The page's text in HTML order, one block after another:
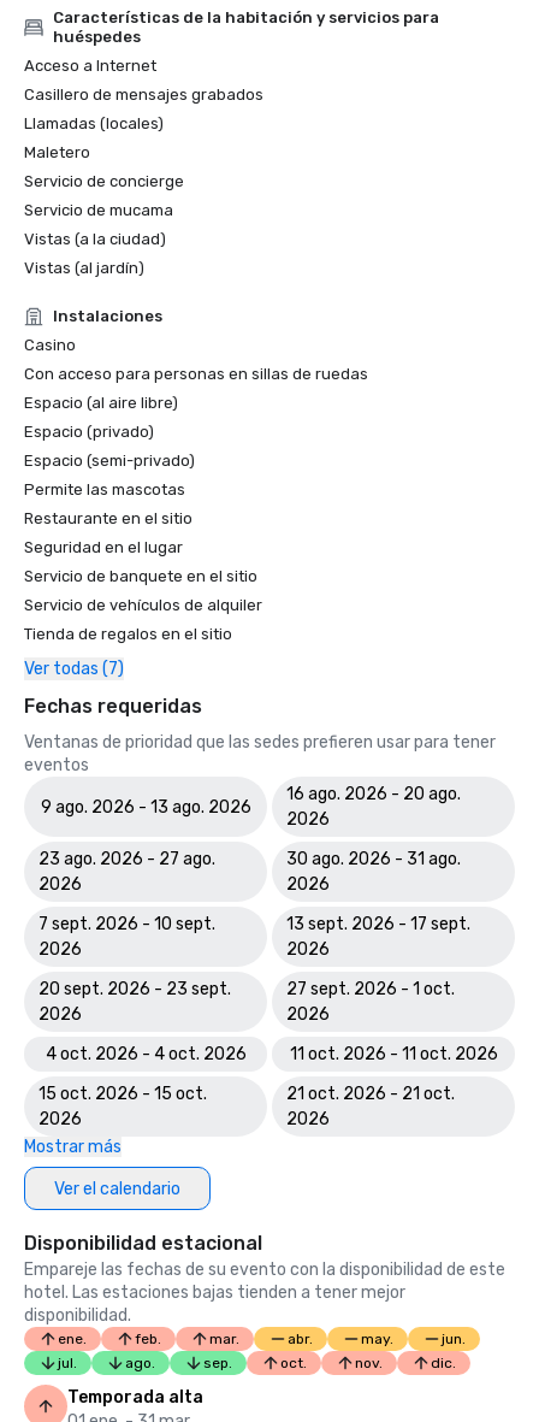
Características de la habitación y servicios para
huéspedes
Acceso a Internet
Casillero de mensajes grabados
Llamadas (locales)
Maletero
Servicio de concierge
Servicio de mucama
Vistas (a la ciudad)
Vistas (al jardín)
Instalaciones
Casino
Con acceso para personas en sillas de ruedas
Espacio (al aire libre)
Espacio (privado)
Espacio (semi-privado)
Permite las mascotas
Restaurante en el sitio
Seguridad en el lugar
Servicio de banquete en el sitio
Servicio de vehículos de alquiler
Tienda de regalos en el sitio
Ver todas (7)
Fechas requeridas
Ventanas de prioridad que las sedes prefieren usar para tener
eventos
9 ago. 2026 - 13 ago. 2026
16 ago. 2026 - 20 ago.
2026
23 ago. 2026 - 27 ago.
2026
30 ago. 2026 - 31 ago.
2026
7 sept. 2026 - 10 sept.
2026
13 sept. 2026 - 17 sept.
2026
20 sept. 2026 - 23 sept.
2026
27 sept. 2026 - 1 oct.
2026
4 oct. 2026 - 4 oct. 2026
11 oct. 2026 - 11 oct. 2026
15 oct. 2026 - 15 oct.
2026
21 oct. 2026 - 21 oct.
2026
Mostrar más
Ver el calendario
Disponibilidad estacional
Empareje las fechas de su evento con la disponibilidad de este
hotel. Las estaciones bajas tienden a tener mejor
disponibilidad.
ene. feb. mar. abr. may.
jun.
jul.
ago. sep. oct. nov. dic.
Temporada alta